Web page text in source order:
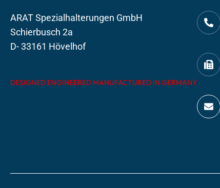
ARAT Spezialhalterungen GmbH
Schierbusch 2a
D- 33161 Hövelhof
DESIGNED ENGINEERED MANUFACTURED IN GERMANY